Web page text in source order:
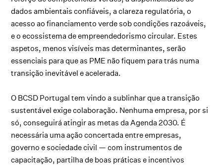
dados ambientais confiáveis, a clareza regulatória, o
acesso ao financiamento verde sob condições razoáveis,
e o ecossistema de empreendedorismo circular. Estes
aspetos, menos visíveis mas determinantes, serão
essenciais para que as PME não fiquem para trás numa
transição inevitável e acelerada.
O BCSD Portugal tem vindo a sublinhar que a transição
sustentável exige colaboração. Nenhuma empresa, por si
só, conseguirá atingir as metas da Agenda 2030. É
necessária uma ação concertada entre empresas,
governo e sociedade civil — com instrumentos de
capacitação, partilha de boas práticas e incentivos